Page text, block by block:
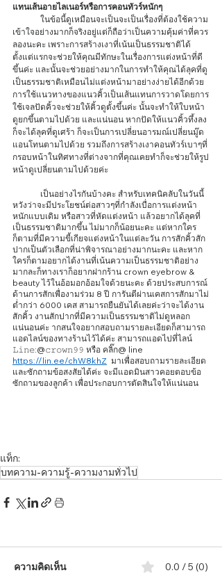
แทนเส้นอายไลเนอร์หรือการคอนทัวร์หนักๆ
เข้าใจอย่างมากก็จริงอยู่แต่ก็ถือว่าเป็นความคุ้มค่าที่ควร
ลองนะคะ เพราะการสร้างเงาที่เน้นเป็นธรรมชาติได้
ตั้งแต่แรกจะช่วยให้คุณมีทักษะในเรื่องการแต่งหน้าที่ดี
ขึ้นค่ะ และนั้นจะช่วยอย่างมากในการทำให้คุณได้ลุคที่ดู
เป็นธรรมชาติเหมือนไม่แต่งหน้ามาอย่างง่ายได้อีกด้วย
การใช้แนวทางของแนวคิ้วเป็นเส้นแทนการวาดโดยการ
ใช้เจลปัดคิ้วจะช่วยให้คิ้วดูตั้งขึ้นค่ะ นั้นจะทำให้ใบหน้า
ดูยกขึ้นตามไปด้วย และแน่นอน หากปัดให้แนวคิ้วทึ้งลง
ก็จะได้ลุคที่ดูเศร้า ก็จะเป็นการเปลี่ยนอารมณ์เปลี่ยนมู๊ด
แอนโทนตามไปด้วย รวมถึงการสร้างเงาคอนทัวร์เบาๆที่
กรอบหน้าในทิศทางที่ต่างจากที่คุณเคยทำก็จะช่วยให้รูป
หน้าดูเปลี่ยนตามไปด้วยค่ะ
หวังว่าจะมีประโยชน์ต่อสาวๆที่กำลังเบื่อการแต่งหน้า
หนักแบบเดิม หรือสาวที่หัดแต่งหน้า แล้วอยากได้ลุคที่
เป็นธรรมชาติมากขึ้น ไม่มากก็น้อยนะคะ แต่หากใคร
ก็ตามที่มีความขี้เกียจแต่งหน้าในแต่ละวัน การสักคิ้วสัก
ปากเป็นตัวเลือกที่น่าพิจารณาอย่างมากนะคะ และหาก
ใครก็ตามอยากได้งานที่เน้นความเป็นธรรมชาติอย่าง
มากละก็ทางเราก็อยากฝากร้าน crown eyebrow &
beauty ไว้ในอ้อมอกอ้อมใจด้วยนะคะ ด้วยประสบการณ์
ด้านการสักเพื่องามร่วม 8 ปี การันตีผ่านเคสการสักมาไม่
ต่ำกว่า 6000 เคส สามารถยืนยันได้เลยค่ะว่าจะได้งาน
สักคิ้ว งานสักปากที่มีความเป็นธรรมชาติไม่ดูหลอก
แน่นอนค่ะ ากสนใจอยากสอบถามรายละเอียดก็สามารถ
แอดไลน์ของทางร้านไว้ได้ค่ะ สามารถแอดไปที่ไลน์
𝙻𝚒𝚗𝚎:@𝚌𝚛𝚘𝚠𝚗𝟿𝟿 หรือ คลิ๊ก@ line
https://lin.ee/chW8khZ
  มาเพื่อสอบถามรายละเอียด
และซักถามข้อสงสัยได้ค่ะ จะมีแอดมินสาวคอยตอบข้อ
ซักถามของลูกค้า เพื่อประกอบการตัดสินใจให้แน่นอน
แท็ก:
บทความ-ความรู้-ความงามทั่วไป
ความคิดเห็น 0.0 / 5 (0)